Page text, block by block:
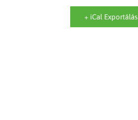
+ iCal Exportálás